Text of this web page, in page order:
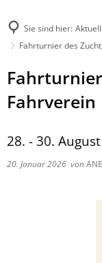
Sie sind hier:
Fahrturnier des
Fahrverein
28. - 30.
20. Januar 2026 von